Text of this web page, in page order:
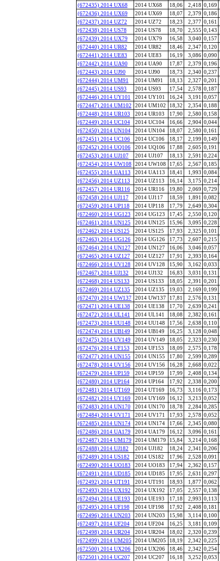
(672435) 2014 UX68
2014 UX68 18,06 2,418 0,169
(672436) 2014 UX69
2014 UX69 18,07 2,379 0,186
(672437) 2014 UZ72
2014 UZ72 18,23 2,377 0,161
(672438) 2014 US78
2014 US78 18,70 2,555 0,143
(672439) 2014 UX79
2014 UX79 16,58 3,040 0,157
(672440) 2014 UR82
2014 UR82 18,46 2,347 0,120
(672441) 2014 UE83
2014 UE83 16,19 3,086 0,090
(672442) 2014 UA90
2014 UA90 17,87 2,379 0,196
(672443) 2014 UJ90
2014 UJ90 18,73 2,340 0,237
(672444) 2014 UM91
2014 UM91 18,13 2,327 0,201
(672445) 2014 US93
2014 US93 17,54 2,578 0,187
(672446) 2014 UY101
2014 UY101 16,24 3,191 0,057
(672447) 2014 UM102
2014 UM102 18,32 2,354 0,188
(672448) 2014 UR103
2014 UR103 17,90 2,580 0,158
(672449) 2014 UC104
2014 UC104 16,66 2,904 0,044
(672450) 2014 UN104
2014 UN104 18,07 2,580 0,161
(672451) 2014 UC106
2014 UC106 18,17 2,199 0,149
(672452) 2014 UQ106
2014 UQ106 17,88 2,605 0,191
(672453) 2014 UJ107
2014 UJ107 18,13 2,591 0,224
(672454) 2014 UW108
2014 UW108 17,65 2,567 0,185
(672455) 2014 UA113
2014 UA113 18,41 1,993 0,084
(672456) 2014 UZ113
2014 UZ113 16,14 3,175 0,214
(672457) 2014 UR116
2014 UR116 19,80 2,069 0,729
(672458) 2014 UJ117
2014 UJ117 18,59 1,891 0,082
(672459) 2014 UP118
2014 UP118 17,79 2,649 0,304
(672460) 2014 UG123
2014 UG123 17,45 2,550 0,120
(672461) 2014 UN125
2014 UN125 15,96 3,095 0,228
(672462) 2014 US125
2014 US125 17,93 2,325 0,101
(672463) 2014 UG126
2014 UG126 17,73 2,607 0,215
(672464) 2014 UN127
2014 UN127 16,06 3,046 0,057
(672465) 2014 UZ127
2014 UZ127 17,91 2,393 0,164
(672466) 2014 UV128
2014 UV128 15,90 3,162 0,033
(672467) 2014 UJ132
2014 UJ132 16,83 3,031 0,131
(672468) 2014 US133
2014 US133 18,05 2,391 0,201
(672469) 2014 UZ135
2014 UZ135 19,03 2,169 0,199
(672470) 2014 UW137
2014 UW137 17,81 2,576 0,131
(672471) 2014 UE138
2014 UE138 17,70 2,639 0,241
(672472) 2014 UL141
2014 UL141 18,08 2,382 0,161
(672473) 2014 UU148
2014 UU148 17,56 2,638 0,110
(672474) 2014 UB149
2014 UB149 16,25 3,128 0,048
(672475) 2014 UV149
2014 UV149 18,05 2,323 0,230
(672476) 2014 UF153
2014 UF153 18,09 2,575 0,178
(672477) 2014 UN155
2014 UN155 17,80 2,599 0,289
(672478) 2014 UV156
2014 UV156 16,28 2,668 0,022
(672479) 2014 UP159
2014 UP159 17,99 2,408 0,134
(672480) 2014 UP164
2014 UP164 17,92 2,338 0,200
(672481) 2014 UT169
2014 UT169 16,73 3,116 0,173
(672482) 2014 UY169
2014 UY169 16,12 3,213 0,052
(672483) 2014 UN170
2014 UN170 18,78 2,284 0,285
(672484) 2014 UV171
2014 UV171 17,93 2,578 0,052
(672485) 2014 UN174
2014 UN174 17,66 2,345 0,080
(672486) 2014 UA179
2014 UA179 16,12 3,096 0,161
(672487) 2014 UM179
2014 UM179 15,84 3,214 0,168
(672488) 2014 UJ182
2014 UJ182 18,24 2,341 0,206
(672489) 2014 US182
2014 US182 17,96 2,528 0,091
(672490) 2014 UO183
2014 UO183 17,94 2,362 0,157
(672491) 2014 UD185
2014 UD185 17,95 2,631 0,297
(672492) 2014 UT191
2014 UT191 18,93 1,877 0,062
(672493) 2014 UX192
2014 UX192 17,05 2,557 0,138
(672494) 2014 UE193
2014 UE193 17,18 2,993 0,113
(672495) 2014 UF198
2014 UF198 17,92 2,408 0,181
(672496) 2014 UN203
2014 UN203 15,98 3,114 0,100
(672497) 2014 UF204
2014 UF204 16,25 3,181 0,109
(672498) 2014 UR204
2014 UR204 18,02 2,320 0,239
(672499) 2014 UM205
2014 UM205 18,19 2,342 0,225
(672500) 2014 UX206
2014 UX206 18,46 2,342 0,254
(672501) 2014 UC207
2014 UC207 16,18 3,252 0,053